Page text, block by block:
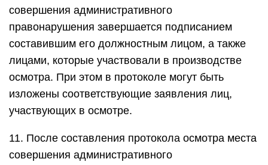
совершения административного
правонарушения завершается подписанием
составившим его должностным лицом, а также
лицами, которые участвовали в производстве
осмотра. При этом в протоколе могут быть
изложены соответствующие заявления лиц,
участвующих в осмотре.
11. После составления протокола осмотра места
совершения административного